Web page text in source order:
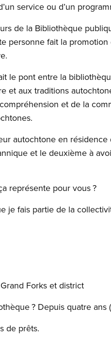
service ou d’un
de la Bibliothèque
personne fait la
le pont entre la
et aux traditions
et de la
autochtone en
et le deuxième à
représente pour vous ?
je fais partie de la
Forks et district
? Depuis quatre
de prêts.